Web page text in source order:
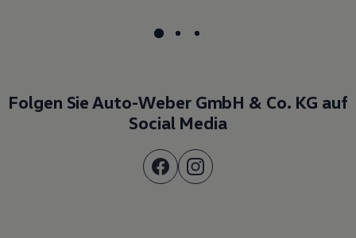
Folgen Sie Auto-Weber GmbH & Co. KG auf
Social Media